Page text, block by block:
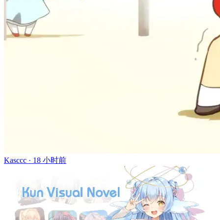
Kasccc · 18 小时前